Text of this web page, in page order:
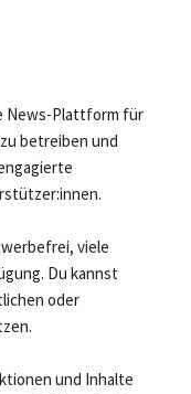
News-Plattform für
betreiben und
viele
Du kannst
oder
und Inhalte